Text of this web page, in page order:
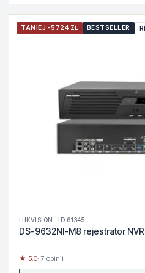
TANIEJ -5724 ZŁ BESTSELLER
HIKVISION · ID 61345
DS-9632NI-M8 rejestrator
★ 5.0· 7 opinii